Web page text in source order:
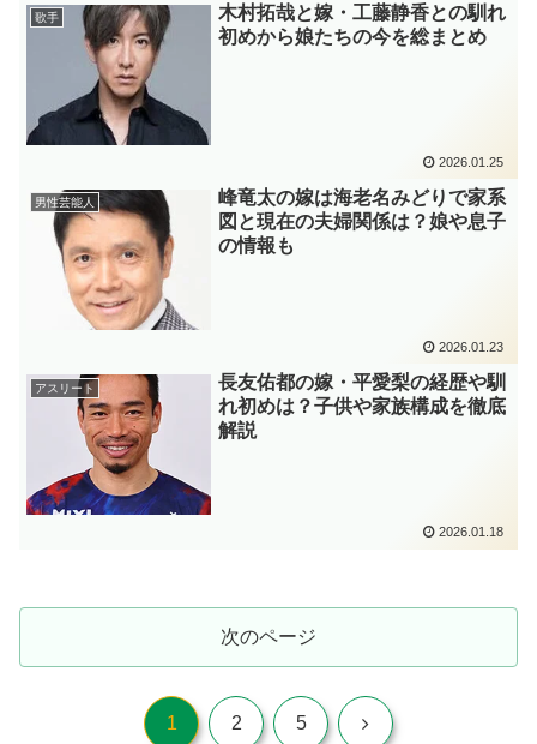
歌手
木村拓哉と嫁・工藤静香との馴れ
初めから娘たちの今を総まとめ
2026.01.25
男性芸能人
峰竜太の嫁は海老名みどりで家系
図と現在の夫婦関係は？娘や息子
の情報も
2026.01.23
アスリート
長友佑都の嫁・平愛梨の経歴や馴
れ初めは？子供や家族構成を徹底
解説
2026.01.18
次のページ
1 2 5 次